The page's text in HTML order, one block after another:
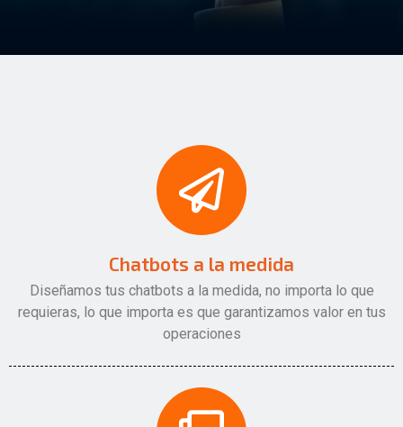
Chatbots a la medida
Diseñamos tus chatbots a la medida, no importa lo que
requieras, lo que importa es que garantizamos valor en tus
operaciones